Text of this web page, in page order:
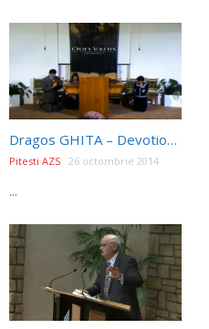
Dragos GHITA – Devotional 720p
Pitesti AZS 26 octombrie 2014
...